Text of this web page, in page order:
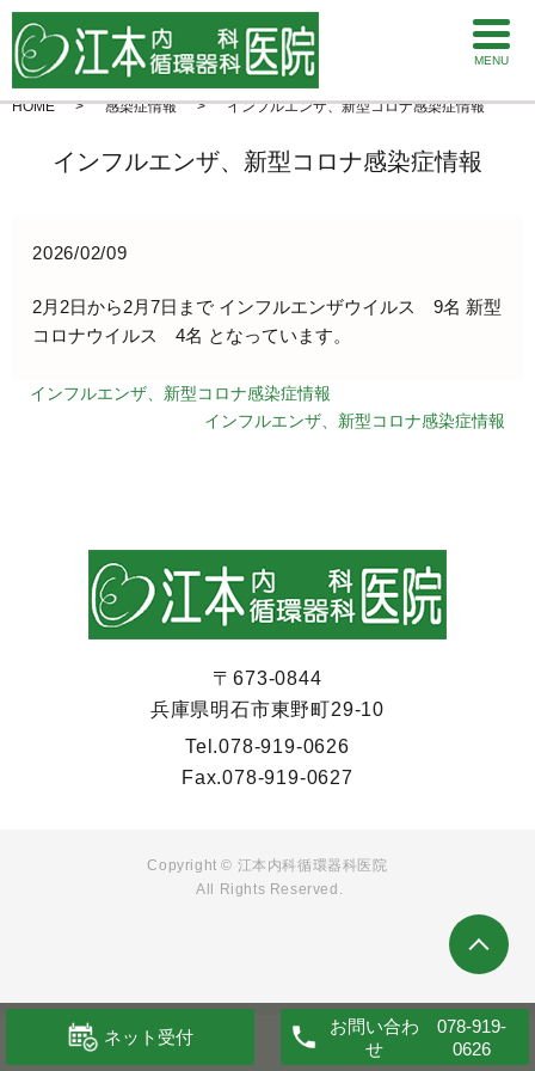
MENU
HOME 感染症情報 インフルエンザ、新型コロナ感染症情報
インフルエンザ、新型コロナ感染症情報
2026/02/09
2月2日から2月7日まで インフルエンザウイルス 9名 新型
コロナウイルス 4名 となっています。
インフルエンザ、新型コロナ感染症情報
インフルエンザ、新型コロナ感染症情報
ネット受付
お問い合わ
せ
〒673-0844
兵庫県明石市東野町29-10
Tel.078-919-0626
Fax.078-919-0627
Copyright © 江本内科循環器科医院
All Rights Reserved.